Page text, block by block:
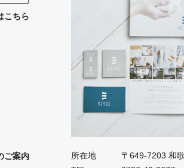
こちら
ご案内 所在地
〒649-7203 和